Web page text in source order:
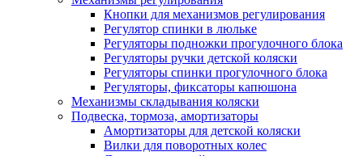
Кнопки для механизмов регулирования
Регулятор спинки в люльке
Регуляторы подножки прогулочного блока
Регуляторы ручки детской коляски
Регуляторы спинки прогулочного блока
Регуляторы, фиксаторы капюшона
Механизмы складывания коляски
Подвеска, тормоза, амортизаторы
Амортизаторы для детской коляски
Вилки для поворотных колес